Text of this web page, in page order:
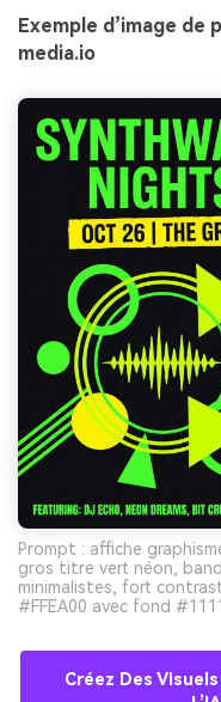
Exemple d’image de
media.io
Prompt : affiche
gros titre vert néon,
minimalistes, fort
#FFEA00 avec fond
Créez Des